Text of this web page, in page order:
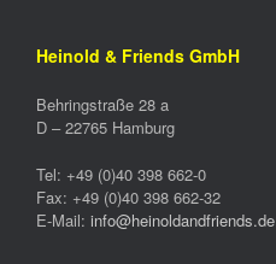
Heinold & Friends GmbH
Behringstraße 28 a
D –22765 Hamburg
Tel: +49 (0)40 398 662-0
Fax: +49 (0)40 398 662-32
E-Mail: info@heinoldandfriends.de